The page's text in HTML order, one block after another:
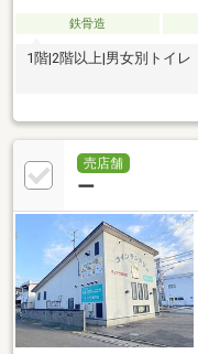
鉄骨造
1階|2階以上|男女別トイレ
売店舗
ー